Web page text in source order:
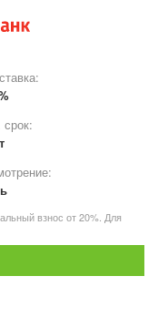
взнос от 20%. Для